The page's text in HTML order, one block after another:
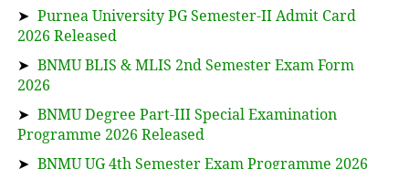
➤ Purnea University PG Semester-II Admit Card
2026 Released
➤ BNMU BLIS & MLIS 2nd Semester Exam Form
2026
➤ BNMU Degree Part-III Special Examination
Programme 2026 Released
➤ BNMU UG 4th Semester Exam Programme 2026